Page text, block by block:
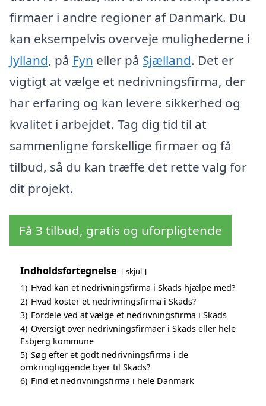
firmaer i andre regioner af Danmark. Du
kan eksempelvis overveje mulighederne i
Jylland, på Fyn eller på Sjælland. Det er
vigtigt at vælge et nedrivningsfirma, der
har erfaring og kan levere sikkerhed og
kvalitet i arbejdet. Tag dig tid til at
sammenligne forskellige firmaer og få
tilbud, så du kan træffe det rette valg for
dit projekt.
Få 3 tilbud, gratis og uforpligtende
Indholdsfortegnelse skjul
1) Hvad kan et nedrivningsfirma i Skads hjælpe med?
2) Hvad koster et nedrivningsfirma i Skads?
3) Fordele ved at vælge et nedrivningsfirma i Skads
4) Oversigt over nedrivningsfirmaer i Skads eller hele
Esbjerg kommune
5) Søg efter et godt nedrivningsfirma i de
omkringliggende byer til Skads?
6) Find et nedrivningsfirma i hele Danmark